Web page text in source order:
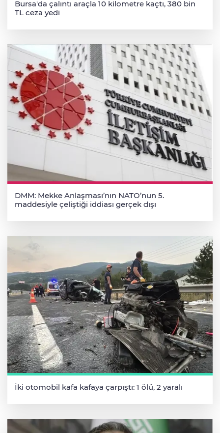
Bursa'da çalıntı araçla 10 kilometre kaçtı, 380 bin
TL ceza yedi
DMM: Mekke Anlaşması’nın NATO’nun 5.
maddesiyle çeliştiği iddiası gerçek dışı
İki otomobil kafa kafaya çarpıştı: 1 ölü, 2 yaralı